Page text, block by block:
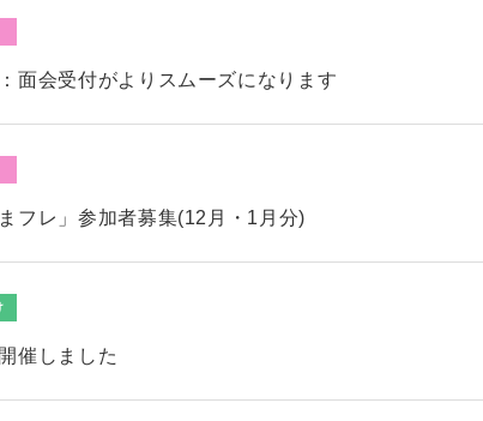
面会受付がよりスムーズになります
フレ」参加者募集(12月・1月分)
催しました